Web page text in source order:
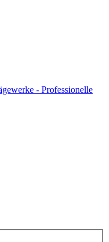
- Professionelle